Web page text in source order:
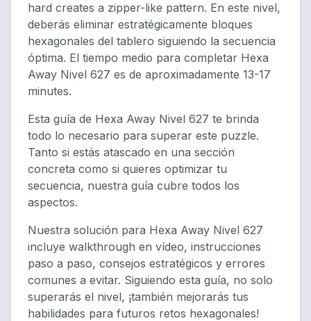
hard creates a zipper-like pattern. En este nivel,
deberás eliminar estratégicamente bloques
hexagonales del tablero siguiendo la secuencia
óptima. El tiempo medio para completar Hexa
Away Nivel 627 es de aproximadamente 13-17
minutes.
Esta guía de Hexa Away Nivel 627 te brinda
todo lo necesario para superar este puzzle.
Tanto si estás atascado en una sección
concreta como si quieres optimizar tu
secuencia, nuestra guía cubre todos los
aspectos.
Nuestra solución para Hexa Away Nivel 627
incluye walkthrough en vídeo, instrucciones
paso a paso, consejos estratégicos y errores
comunes a evitar. Siguiendo esta guía, no solo
superarás el nivel, ¡también mejorarás tus
habilidades para futuros retos hexagonales!